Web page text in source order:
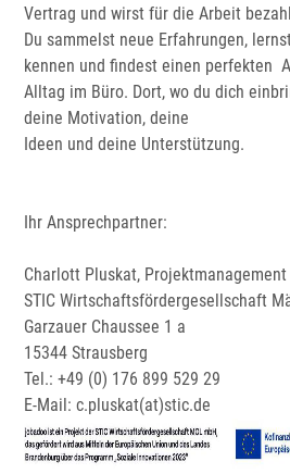
Vertrag und wirst für die Arbeit
Du sammelst neue Erfahrungen,
kennen und findest einen perfekten
Alltag im Büro. Dort, wo du dich
deine Motivation, deine
Ideen und deine Unterstützung.
Ihr Ansprechpartner:
Charlott Pluskat, Projektmanagement
STIC Wirtschaftsfördergesellschaft
Garzauer Chaussee 1 a
15344 Strausberg
Tel.: +49 (0) 176 899 529 29
E-Mail: c.pluskat(at)stic.de